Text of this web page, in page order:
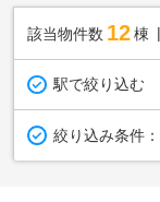
該当物件数 12棟
駅で絞り込む
絞り込み条件：